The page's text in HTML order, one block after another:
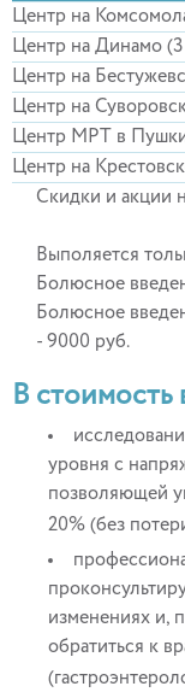
Центр на
Центр на Динамо
Центр на
Центр на
Центр МРТ в
Центр на
Скидки и акции
Выполяется
Болюсное
Болюсное
- 9000 руб.
В стоимость
уровня с
позволяющей
20% (без
изменениях и,
обратиться к